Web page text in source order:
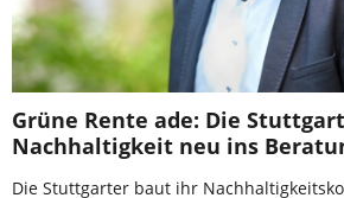
Grüne Rente ade: Die
Nachhaltigkeit neu ins
Die Stuttgarter baut ihr